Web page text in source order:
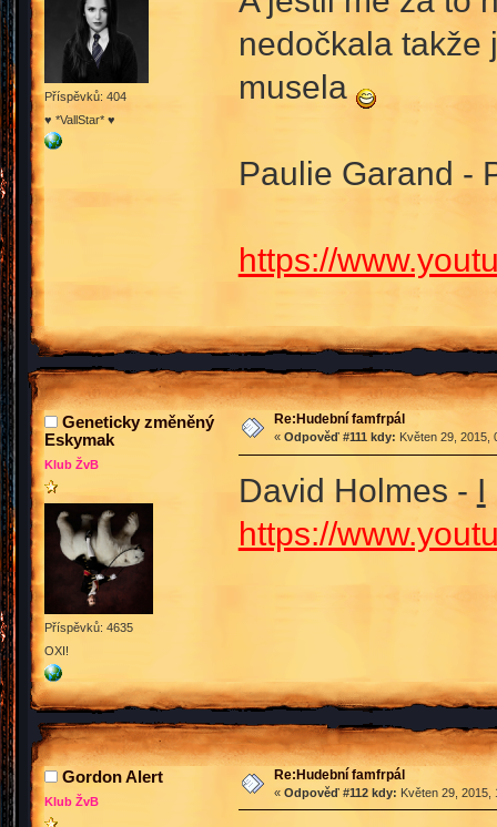
Příspěvků: 404
♥ *VallStar* ♥
nedočkala takže
musela
Paulie Garand -
https://
Geneticky změněný
Eskymak
Klub ŽvB
Příspěvků: 4635
OXI!
Re:Hudební famfrpál
« Odpověď #111 kdy: Květen 29, 2015,
David Holmes - I
https://
Gordon Alert
Klub ŽvB
Re:Hudební famfrpál
« Odpověď #112 kdy: Květen 29, 2015,